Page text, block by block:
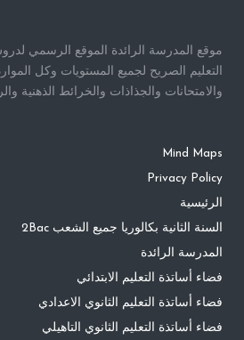
موقع المدرسة الرائدة الموقع الرسمي
التعليم الصريح لجميع المستويات وكل
والامتحانات والجذاذات والخرائط الذهنية
Mind Maps
Privacy Policy
الرئيسية
السنة الثانية بكالوريا جميع الشعب 2Bac
المدرسة الرائدة
فضاء أساتذة التعليم الابتدائي
فضاء أساتذة التعليم الثانوي الاعدادي
فضاء أساتذة التعليم الثانوي التاهيلي